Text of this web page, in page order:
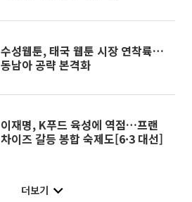
수성웹툰, 태국 웹툰 시장 연착륙…
동남아 공략 본격화
이재명, K푸드 육성에 역점…프랜
차이즈 갈등 봉합 숙제도[6·3 대선]
더보기